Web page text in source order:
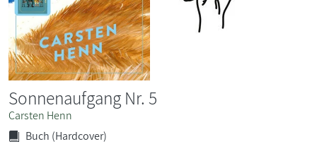
Sonnenaufgang Nr. 5
Carsten Henn
Buch (Hardcover)